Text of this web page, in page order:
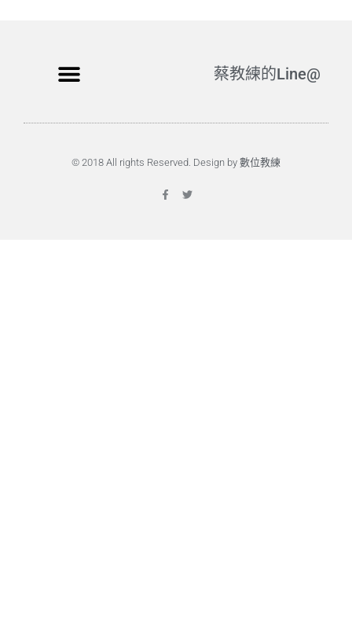
蔡教練的Line@
© 2018 All rights Reserved. Design by 數位教練